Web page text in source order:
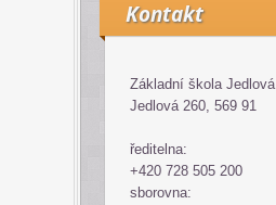
Kontakt
Základní škola Jedlová
Jedlová 260, 569 91
ředitelna:
+420 728 505 200
sborovna: